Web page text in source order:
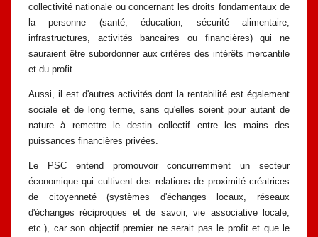
collectivité nationale ou concernant les droits fondamentaux de
la personne (santé, éducation, sécurité alimentaire,
infrastructures, activités bancaires ou financières) qui ne
sauraient être subordonner aux critères des intérêts mercantile
et du profit.
Aussi, il est d'autres activités dont la rentabilité est également
sociale et de long terme, sans qu'elles soient pour autant de
nature à remettre le destincollectif entre les mains des
puissances financières privées.
Le PSC entend promouvoir concurremment un secteur
économique qui cultivent des relations de proximité créatrices
de citoyenneté (systèmes d'échanges locaux, réseaux
d'échanges réciproques et de savoir, vie associative
locale,
etc.), car son objectif premier ne serait pas le profit et que le